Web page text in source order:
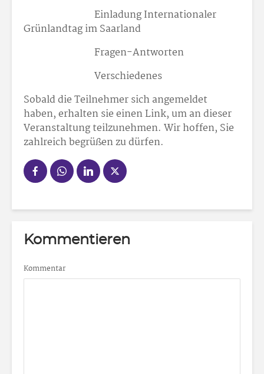
Einladung Internationaler
Grünlandtag im Saarland
Fragen-Antworten
Verschiedenes
Sobald die Teilnehmer sich angemeldet
haben, erhalten sie einen Link, um an dieser
Veranstaltung teilzunehmen. Wir hoffen, Sie
zahlreich begrüßen zu dürfen.
Kommentieren
Kommentar